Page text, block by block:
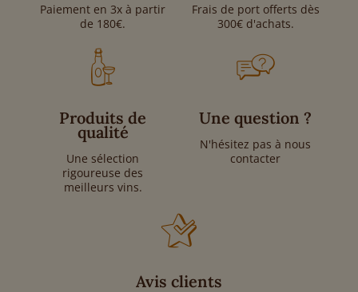
Paiement en 3x à partir
de 180€.
Frais de port offerts dès
300€ d'achats.
Produits de
qualité
Une sélection
rigoureuse des
meilleurs vins.
Une question ?
N'hésitez pas à nous
contacter
Avis clients